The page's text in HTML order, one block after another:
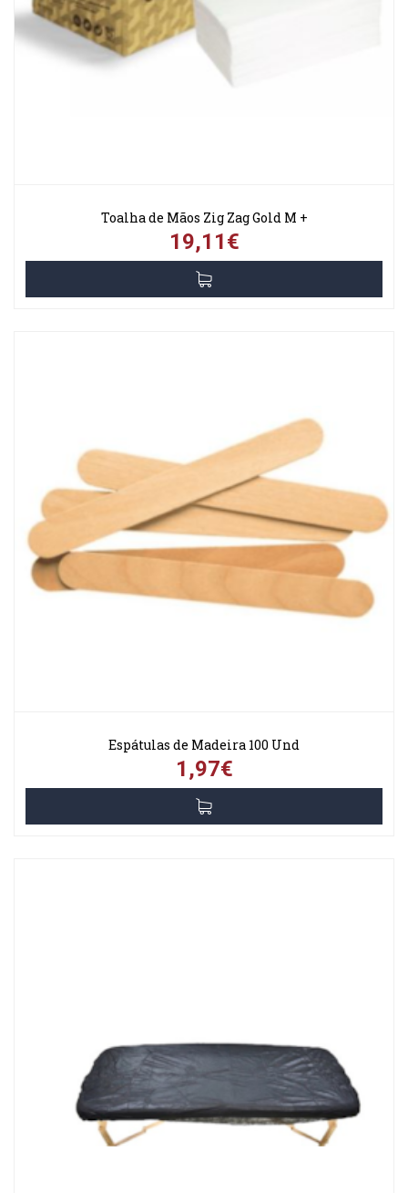
Toalha de Mãos Zig Zag Gold M +
19,11€
Espátulas de Madeira 100 Und
1,97€